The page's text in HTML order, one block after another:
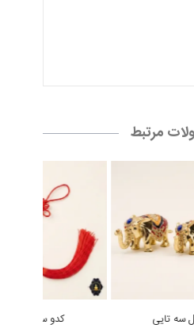
مرتبط
سه تایی
کدو سلامتی